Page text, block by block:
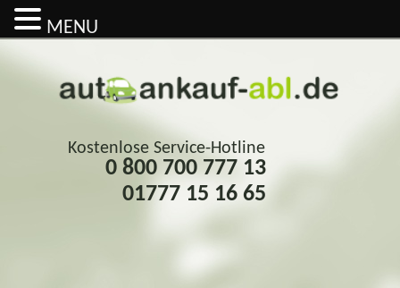
Kostenlose Service-Hotline
0 800 700 777 13
01777 15 16 65
MENU